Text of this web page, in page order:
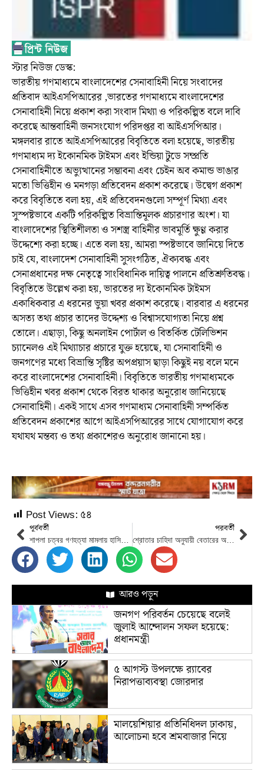
স্টার নিউজ ডেস্ক:
ভারতীয় গণমাধ্যমে বাংলাদেশের সেনাবাহিনী নিয়ে সংবাদের
প্রতিবাদ আইএসপিআরের ,ভারতের গণমাধ্যমে বাংলাদেশের
সেনাবাহিনী নিয়ে প্রকাশ করা সংবাদ মিথ্যা ও পরিকল্পিত বলে দাবি
করেছে আন্তবাহিনী জনসংযোগ পরিদপ্তর বা আইএসপিআর।
মঙ্গলবার রাতে আইএসপিআরের বিবৃতিতে বলা হয়েছে, ভারতীয়
গণমাধ্যম দ্য ইকোনমিক টাইমস এবং ইন্ডিয়া টুডে সম্প্রতি
সেনাবাহিনীতে অভ্যুত্থানের সম্ভাবনা এবং চেইন অব কমান্ড ভাঙার
মতো ভিত্তিহীন ও মনগড়া প্রতিবেদন প্রকাশ করেছে। উদ্বেগ প্রকাশ
করে বিবৃতিতে বলা হয়, এই প্রতিবেদনগুলো সম্পূর্ণ মিথ্যা এবং
সুস্পষ্টভাবে একটি পরিকল্পিত বিভ্রান্তিমূলক প্রচারণার অংশ। যা
বাংলাদেশের স্থিতিশীলতা ও সশস্ত্র বাহিনীর ভাবমূর্তি ক্ষুণ্ণ করার
উদ্দেশ্যে করা হচ্ছে। এতে বলা হয়, আমরা স্পষ্টভাবে জানিয়ে দিতে
চাই যে, বাংলাদেশ সেনাবাহিনী সুসংগঠিত, ঐক্যবদ্ধ এবং
সেনাপ্রধানের দক্ষ নেতৃত্বে সাংবিধানিক দায়িত্ব পালনে প্রতিশ্রুতিবদ্ধ।
বিবৃতিতে উল্লেখ করা হয়, ভারতের দ্য ইকোনমিক টাইমস
একাধিকবার এ ধরনের ভুয়া খবর প্রকাশ করেছে। বারবার এ ধরনের
অসত্য তথ্য প্রচার তাদের উদ্দেশ্য ও বিশ্বাসযোগ্যতা নিয়ে প্রশ্ন
তোলে। এছাড়া, কিছু অনলাইন পোর্টাল ও বিতর্কিত টেলিভিশন
চ্যানেলও এই মিথ্যাচার প্রচারে যুক্ত হয়েছে, যা সেনাবাহিনী ও
জনগণের মধ্যে বিভ্রান্তি সৃষ্টির অপপ্রয়াস ছাড়া কিছুই নয় বলে মনে
করে বাংলাদেশের সেনাবাহিনী। বিবৃতিতে ভারতীয় গণমাধ্যমকে
ভিত্তিহীন খবর প্রকাশ থেকে বিরত থাকার অনুরোধ জানিয়েছে
সেনাবাহিনী। একই সাথে এসব গণমাধ্যম সেনাবাহিনী সম্পর্কিত
প্রতিবেদন প্রকাশের আগে আইএসপিআরের সাথে যোগাযোগ করে
যথাযথ মন্তব্য ও তথ্য প্রকাশেরও অনুরোধ জানানো হয়।
Post Views: ৫৪
পূর্ববর্তী পরবর্তী
শ্রোতার চাহিদা অনুযায়ী বেতারের অনুষ্ঠানকে যুগোপযোগী করতে হবে: তথ্য উপদেষ্টা
আরও পড়ুন
জনগণ পরিবর্তন চেয়েছে বলেই
জুলাই আন্দোলন সফল হয়েছে:
প্রধানমন্ত্রী
৫ আগস্ট উপলক্ষে র‌্যাবের
নিরাপত্তাব্যবস্থা জোরদার
মালয়েশিয়ার প্রতিনিধিদল ঢাকায়,
আলোচনা হবে শ্রমবাজার নিয়ে